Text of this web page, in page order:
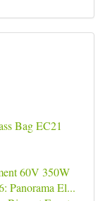
Bag EC21
60V 350W
Panorama El...